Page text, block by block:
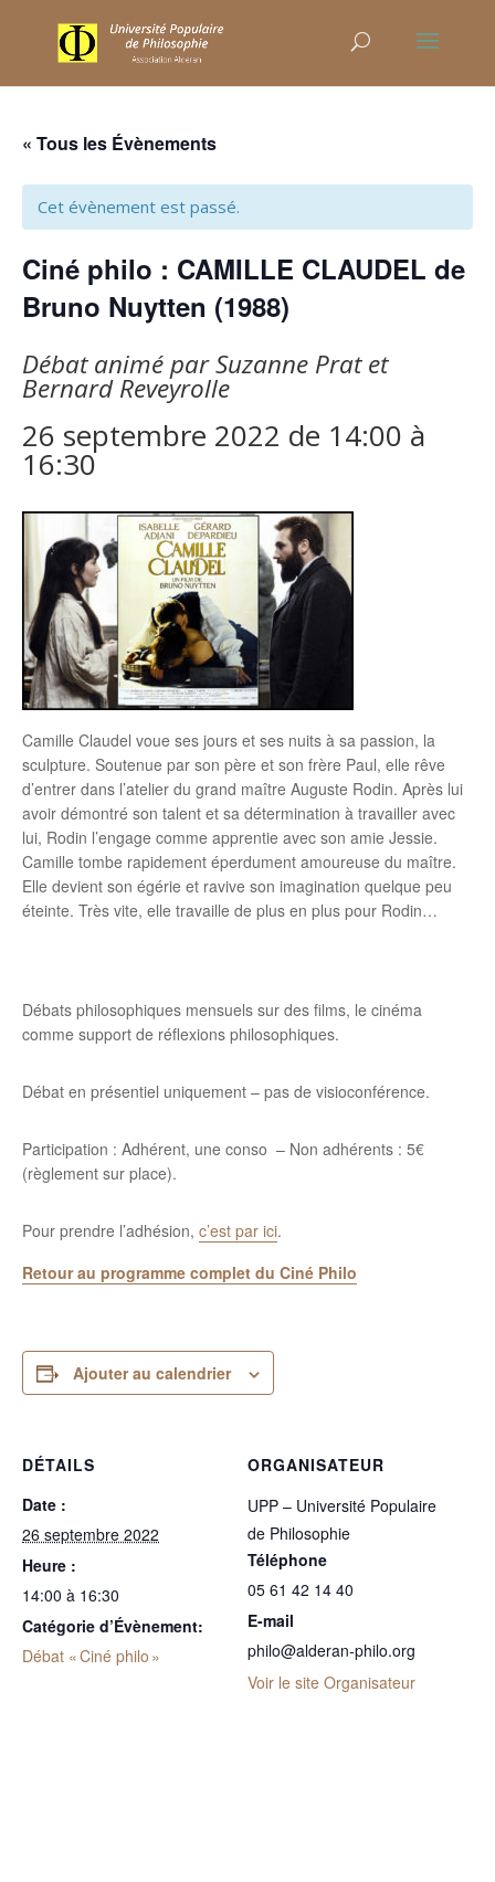
« Tous les Évènements
Cet évènement est passé.
Ciné philo : CAMILLE CLAUDEL de
Bruno Nuytten (1988)
Débat animé par Suzanne Prat et
Bernard Reveyrolle
26 septembre 2022 de 14:00 à
16:30
Camille Claudel voue ses jours et ses nuits à sa passion, la
sculpture. Soutenue par son père et son frère Paul, elle rêve
d’entrer dans l’atelier du grand maître Auguste Rodin. Après lui
avoir démontré son talent et sa détermination à travailler avec
lui, Rodin l’engage comme apprentie avec son amie Jessie.
Camille tombe rapidement éperdument amoureuse du maître.
Elle devient son égérie et ravive son imagination quelque peu
éteinte. Très vite, elle travaille de plus en plus pour Rodin…
Débats philosophiques mensuels sur des films, le cinéma
comme support de réflexions philosophiques.
Débat en présentiel uniquement – pas de visioconférence.
Participation : Adhérent, une conso – Non adhérents : 5€
(règlement sur place).
Pour prendre l’adhésion, c’est par ici.
Retour au programme complet du Ciné Philo
Ajouter au calendrier
DÉTAILS
Date :
26 septembre 2022
Heure :
14:00 à 16:30
Catégorie d’Évènement:
Débat « Ciné philo »
ORGANISATEUR
UPP – Université Populaire
de Philosophie
Téléphone
05 61 42 14 40
E-mail
philo@alderan-philo.org
Voir le site Organisateur